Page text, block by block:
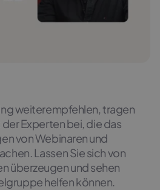
weiterempfehlen, tragen
Experten bei, die das
von Webinaren und
Lassen Sie sich von
überzeugen und sehen
helfen können.